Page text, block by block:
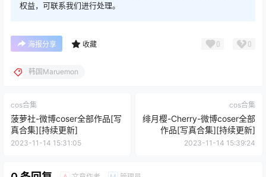
权益，可联系我们进行处理。
海报分享 收藏 0 0
韩国Maruemon
cos合集
菠萝社-微博coser全部作品[写
真合集][持续更新]
2023-11-14 15:31:05
cos合集
绯月樱-Cherry-微博coser全部
作品[写真合集][持续更新]
2023-11-14 15:39:24